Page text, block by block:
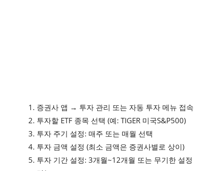
증권사 앱 → 투자 관리 또는 자동 투자 메뉴 접속
투자할 ETF 종목 선택 (예: TIGER 미국S&P500)
투자 주기 설정: 매주 또는 매월 선택
투자 금액 설정 (최소 금액은 증권사별로 상이)
투자 기간 설정: 3개월~12개월 또는 무기한 설정